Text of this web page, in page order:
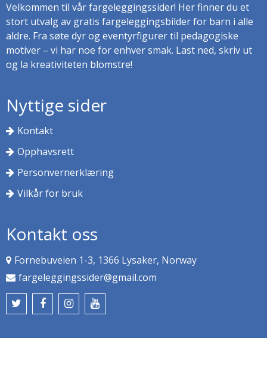
Velkommen til vår fargeleggingssider! Her finner du et
stort utvalg av gratis fargeleggingsbilder for barn i alle
aldre. Fra søte dyr og eventyrfigurer til pedagogiske
motiver – vi har noe for enhver smak. Last ned, skriv ut
og la kreativiteten blomstre!
Nyttige sider
Kontakt
Opphavsrett
Personvernerklæring
Vilkår for bruk
Kontakt oss
Fornebuveien 1-3, 1366 Lysaker, Norway
fargeleggingssider@gmail.com